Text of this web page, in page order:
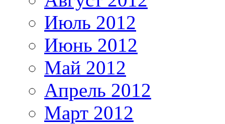
Июль 2012
Июнь 2012
Май 2012
Апрель 2012
Март 2012